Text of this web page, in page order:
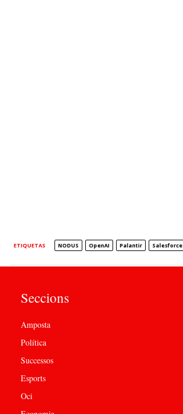
ETIQUETAS NODUS OpenAI Palantir Salesforce
Seccions
Amposta
Política
Successos
Esports
Oci